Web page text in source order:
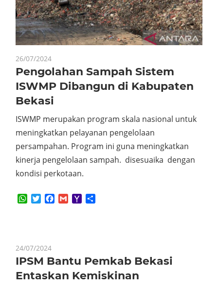
26/07/2024
Pengolahan Sampah Sistem
ISWMP Dibangun di Kabupaten
Bekasi
ISWMP merupakan program skala nasional untuk
meningkatkan pelayanan pengelolaan
persampahan. Program ini guna meningkatkan
kinerja pengelolaan sampah. disesuaika dengan
kondisi perkotaan.
WhatsApp
TwitterFacebook
GmailYahoo
24/07/2024
IPSM Bantu Pemkab Bekasi
Entaskan Kemiskinan